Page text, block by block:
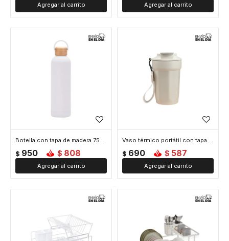
Botella con tapa de madera 750ml - Blanco
$ 950 $ 808
Vaso térmico portátil con tapa anti derrame 450ml - Blanco
$ 690 $ 587